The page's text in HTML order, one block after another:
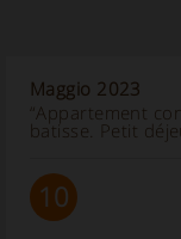
Maggio 2023
“Appartement
batisse. Petit
10